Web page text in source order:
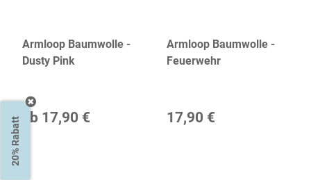
Armloop Baumwolle -
Dusty Pink
ab 17,90 €
Armloop Baumwolle -
Feuerwehr
17,90 €
20% Rabatt